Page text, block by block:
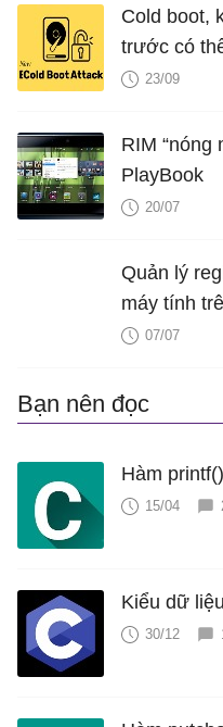
Cold boot,
trước có
hết các PC
23/09
RIM “nóng
PlayBook
20/07
Quản lý
máy tính
07/07
Bạn nên đọc
Hàm
15/04
Kiểu dữ
30/12